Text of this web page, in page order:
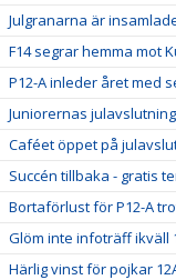
Julgranarna är
F14 segrar hemma mot
P12-A inleder året med
Juniorernas
Caféet öppet på
Succén tillbaka - gratis
Bortaförlust för P12-A
Glöm inte infoträff ikväll
Härlig vinst för pojkar